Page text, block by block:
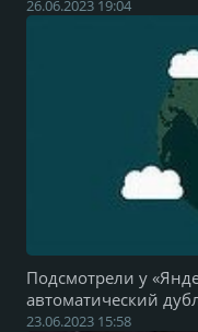
26.06.2023 19:04
Подсмотрели у
автоматический
23.06.2023 15:58